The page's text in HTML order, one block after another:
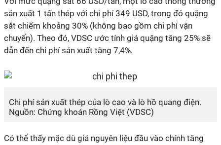
sản xuất 1 tấn thép với chi phí 349 USD, trong đó quặng
sắt chiếm khoảng 30% (không bao gồm chi phí vận
chuyển). Theo đó, VDSC ước tính giá quặng tăng 25% sẽ
dẫn đến chi phí sản xuất tăng 7,4%.
Chi phí sản xuất thép của lò cao và lò hồ quang điện.
Nguồn: Chứng khoán Rồng Việt (VDSC)
Có thể thấy mặc dù giá nguyên liệu đầu vào chính tăng